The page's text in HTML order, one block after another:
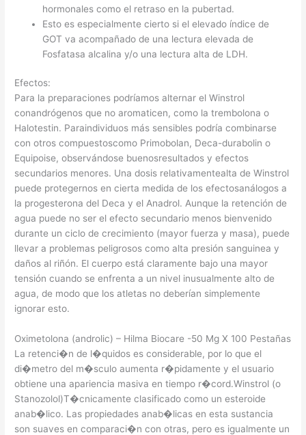
hormonales como el retraso en la pubertad.
Esto es especialmente cierto si el elevado índice de
GOT va acompañado de una lectura elevada de
Fosfatasa alcalina y/o una lectura alta de LDH.
Efectos:
Para la preparaciones podríamos alternar el Winstrol
conandrógenos que no aromaticen, como la trembolona o
Halotestin. Paraindividuos más sensibles podría combinarse
con otros compuestoscomo Primobolan, Deca-durabolin o
Equipoise, observándose buenosresultados y efectos
secundarios menores. Una dosis relativamentealta de Winstrol
puede protegernos en cierta medida de los efectosanálogos a
la progesterona del Deca y el Anadrol. Aunque la retención de
agua puede no ser el efecto secundario menos bienvenido
durante un ciclo de crecimiento (mayor fuerza y masa), puede
llevar a problemas peligrosos como alta presión sanguinea y
daños al riñón. El cuerpo está claramente bajo una mayor
tensión cuando se enfrenta a un nivel inusualmente alto de
agua, de modo que los atletas no deberían simplemente
ignorar esto.
Oximetolona (androlic) – Hilma Biocare -50 Mg X 100 Pestañas
La retenci�n de l�quidos es considerable, por lo que el
di�metro del m�sculo aumenta r�pidamente y el usuario
obtiene una apariencia masiva en tiempo r�cord.Winstrol (o
Stanozolol)T�cnicamente clasificado como un esteroide
anab�lico. Las propiedades anab�licas en esta sustancia
son suaves en comparaci�n con otras, pero es igualmente un